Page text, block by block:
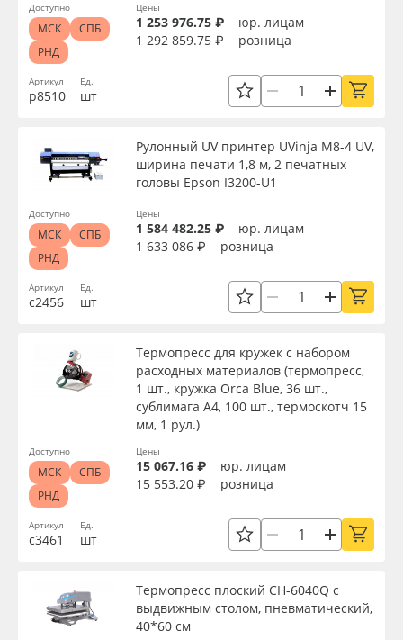
ПЭТ бэклит
Вспененный ПВХ
Заготовки для сувениров
Серия
Доступность
Применить
Сбросить фильтр
Артикул
р8510
Ед.
шт
Цены
1 253 976.75 ₽
юр. лицам
1 292 859.75 ₽
розница
Доступно
МСК
СПБ
РНД
Артикул
с2456
Рулонный UV принтер UVinja M8-4 UV,
ширина печати 1,8 м, 2 печатных
головы Epson I3200-U1
Ед.
шт
Цены
1 584 482.25 ₽
юр. лицам
1 633 086 ₽
розница
Доступно
МСК
СПБ
РНД
Артикул
с3461
Термопресс для кружек с набором
расходных материалов (термопресс,
1 шт., кружка Orca Blue, 36 шт.,
сублимага А4, 100 шт., термоскотч 15
мм, 1 рул.)
Ед.
шт
Цены
15 067.16 ₽
юр. лицам
15 553.20 ₽
розница
Доступно
МСК
СПБ
РНД
Термопресс плоский CH-6040Q с
выдвижным столом, пневматический,
40*60 см